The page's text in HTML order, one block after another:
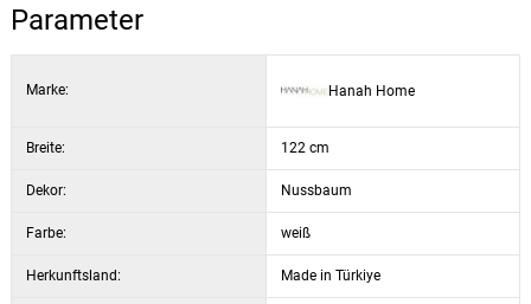
Tiefe 35 cm
Anzahl der Schubladen:2
Parameter
Marke: Hanah Home
Breite: 122 cm
Dekor: Nussbaum
Farbe: weiß
Herkunftsland: Made in Türkiye